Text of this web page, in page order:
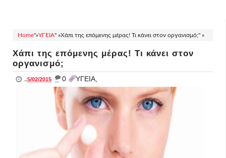
Home"»ΥΓΕΙΑ" »Χάπι της επόμενης μέρας! Τι κάνει στον οργανισμό;" »
Χάπι της επόμενης μέρας! Τι κάνει στον
οργανισμό;
..5/02/2015 _ 0 ΥΓΕΙΑ,